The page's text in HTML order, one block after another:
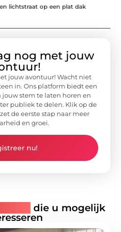
lichtstraat op een plat dak
nog met jouw
jouw avontuur! Wacht niet
in. Ons platform biedt een
stem te laten horen en
publiek te delen. Klik op de
zet de eerste stap naar meer
en groei.
nu!
die u mogelijk